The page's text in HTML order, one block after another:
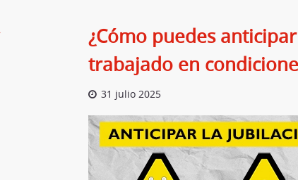
¿Cómo puedes
trabajado en
31 julio 2025